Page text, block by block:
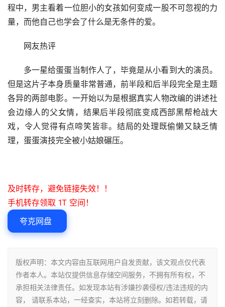
程中，男主看着一位胆小的女孩如何变成一股不可忽视的力
量，而他自己也学会了什么是无条件的爱。
网友热评
多一星给蛋蛋当制作人了，毕竟是从小看到大的演员。
但是这片子本身质量非常普通，前半段和后半段完全是主题
各异的两部电影。一开始以为是根据真实人物改编的讲述社
会边缘人的父女情，结果后半段彻底变成西部黑帮枪战大
戏，令人觉得有点啼笑皆非。结局的处理既偷懒又缺乏情
理，蛋蛋演技完全被小姑娘碾压。
及时转存，避免链接失效！！
手机转存领取 1T 空间！
夸克网盘
版权声明：本文内容由互联网用户自发贡献，该文观点仅代表
作者本人。本站仅提供信息存储空间服务，不拥有所有权，不
承担相关法律责任。如发现本站有涉嫌抄袭侵权/违法违规的内
容， 请联系本站，一经查实，本站将立刻删除。如若转载，请